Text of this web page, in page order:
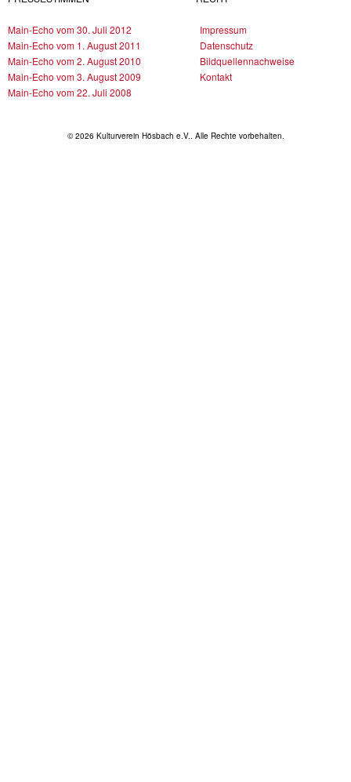
Main-Echo vom 30. Juli 2012
Main-Echo vom 1. August 2011
Main-Echo vom 2. August 2010
Main-Echo vom 3. August 2009
Main-Echo vom 22. Juli 2008
Impressum
Datenschutz
Bildquellennachweise
Kontakt
© 2026 Kulturverein Hösbach e.V.. Alle Rechte vorbehalten.